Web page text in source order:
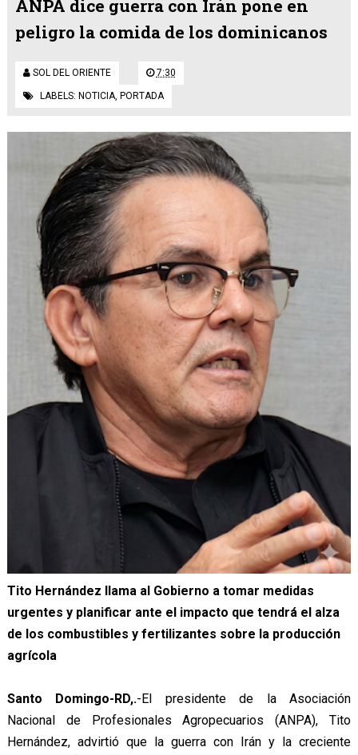
ANPA dice guerra con Irán pone en
peligro la comida de los dominicanos
SOL DEL ORIENTE 7:30
LABELS: NOTICIA, PORTADA
Tito Hernández llama al Gobierno a tomar medidas
urgentes y planificar ante el impacto que tendrá el alza
de los combustibles y fertilizantes sobre la producción
agrícola
Santo Domingo-RD,.-El presidente de la Asociación
Nacional de Profesionales Agropecuarios (ANPA), Tito
Hernández, advirtió que la guerra con Irán y la creciente